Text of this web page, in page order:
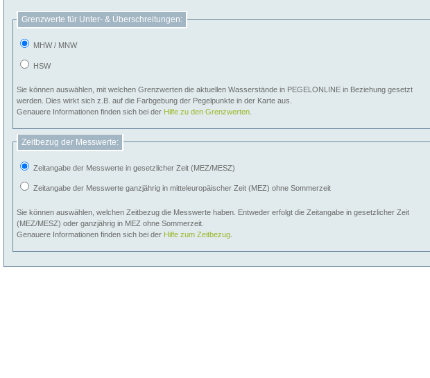
Grenzwerte für Unter- & Überschreitungen:
MHW / MNW
HSW
Sie können auswählen, mit welchen Grenzwerten die aktuellen Wasserstände in PEGELONLINE in Beziehung gesetzt
werden. Dies wirkt sich z.B. auf die Farbgebung der Pegelpunkte in der Karte aus.
Genauere Informationen finden sich bei der Hilfe zu den Grenzwerten
Zeitbezug der Messwerte:
Zeitangabe der Messwerte in gesetzlicher Zeit (MEZ/MESZ)
Zeitangabe der Messwerte ganzjährig in mitteleuropäischer Zeit (MEZ) ohne Sommerzeit
Sie können auswählen, welchen Zeitbezug die Messwerte haben. Entweder erfolgt die Zeitangabe in gesetzlicher Zeit
(MEZ/MESZ) oder ganzjährig in MEZ ohne Sommerzeit.
Genauere Informationen finden sich bei der Hilfe zum Zeitbezug